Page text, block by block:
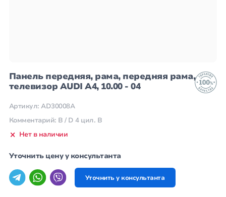
Панель передняя, рама, передняя рама,
телевизор AUDI A4, 10.00 - 04
Артикул: AD30008A
Комментарий: B / D 4 цил. B
Нет в наличии
Уточнить цену у консультанта
Уточнить у консультанта